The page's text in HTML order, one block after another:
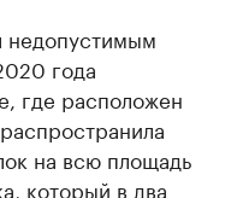
недопустимым
года
где расположен
на всю площадь
который в два